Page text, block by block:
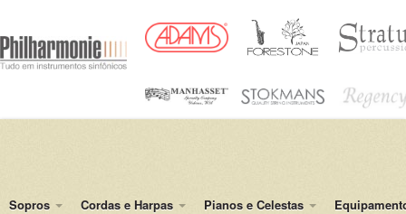
Sopros Cordas e Harpas Pianos e Celestas